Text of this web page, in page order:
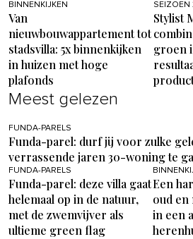
BINNENKIJKEN
Van
nieuwbouwappartement tot
stadsvilla: 5x binnenkijken
in huizen met hoge
plafonds
SEIZOEN
Stylist
groen
Meest gelezen
FUNDA-PARELS
Funda-parel: durf jij voor zulke
verrassende jaren 30-woning te
FUNDA-PARELS
Funda-parel: deze villa gaat
helemaal op in de natuur,
met de zwemvijver als
ultieme green flag
Een
oud en
in een